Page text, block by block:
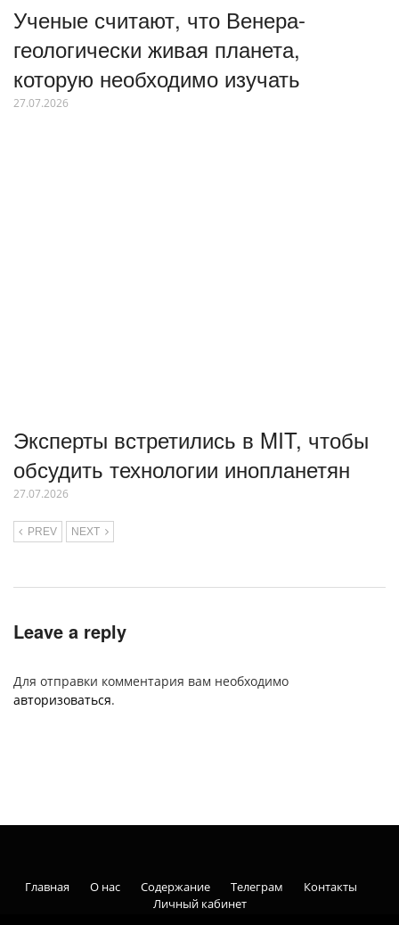
Ученые считают, что Венера-
геологически живая планета,
которую необходимо изучать
27.07.2026
Эксперты встретились в MIT, чтобы
обсудить технологии инопланетян
27.07.2026
PREV NEXT
Leave a reply
Для отправки комментария вам необходимо
авторизоваться.
Главная О нас Содержание Телеграм
Контакты
Личный кабинет